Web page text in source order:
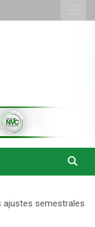
ajustes semestrales